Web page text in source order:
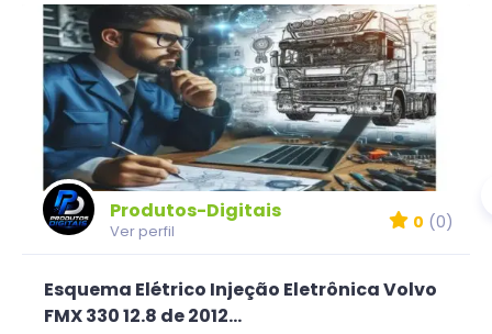
Produtos-Digitais
Ver perfil 0 (0)
Esquema Elétrico Injeção Eletrônica Volvo
FMX 330 12.8 de 2012...